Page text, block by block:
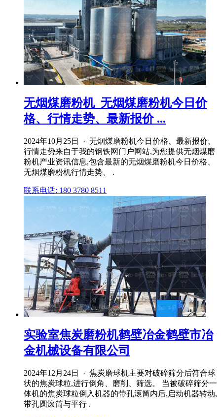
无烟煤磨粉机_无烟煤磨粉机今日价
格、行情走势、最新报价 ...
2024年10月25日 · 无烟煤磨粉机今日价格、最新报价、
行情走势来自于我的钢铁网门户网站,为您提供无烟煤磨
粉机产业资讯信息,包含最新的无烟煤磨粉机今日价格、
无烟煤磨粉机行情走势、 .
联系电话: 180 3780 8511
实验室焦炭磨粉机鹤壁冶金鹤壁市冶
金机械设备有限公司
2024年12月24日 · 焦炭磨球机主要对破碎筛分后符合球
状的焦炭球粒,进行倒角、磨削、筛选。 当被破碎筛分一
体机的焦炭球粒倒入机器的带孔滚筒内后,启动机器转动,
带孔圆滚筒与平行 .